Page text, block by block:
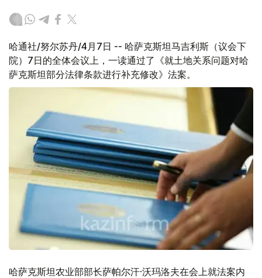
哈通社/努尔苏丹/4月7日 -- 哈萨克斯坦马吉利斯（议会下
院）7日的全体会议上，一读通过了《就土地关系问题对哈
萨克斯坦部分法律条款进行补充修改》法案。
哈萨克斯坦农业部部长萨帕尔汗·沃玛洛夫在会上就法案内